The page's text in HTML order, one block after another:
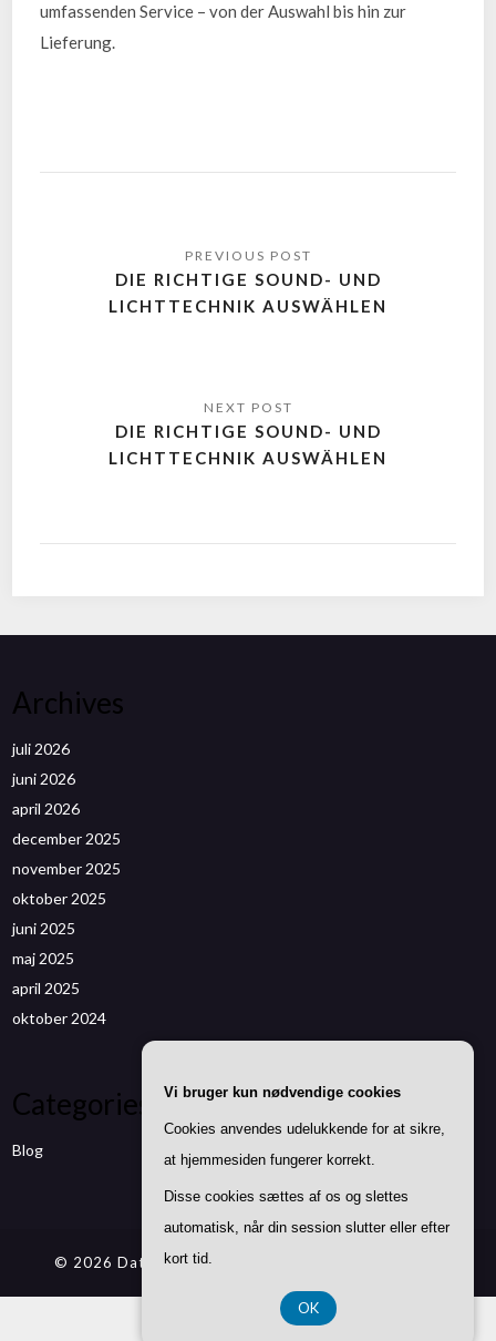
umfassenden Service – von der Auswahl bis hin zur
Lieferung.
DIE RICHTIGE SOUND- UND
LICHTTECHNIK AUSWÄHLEN
DIE RICHTIGE SOUND- UND
LICHTTECHNIK AUSWÄHLEN
Archives
juli 2026
juni 2026
april 2026
december 2025
november 2025
oktober 2025
juni 2025
maj 2025
april 2025
oktober 2024
Categories
Blog
© 2026 Datenwizard.de
CVR DK37 40 77 39
Vi bruger kun nødvendige cookies
Cookies anvendes udelukkende for at sikre,
at hjemmesiden fungerer korrekt.
Disse cookies sættes af os og slettes
automatisk, når din session slutter eller efter
kort tid.
OK